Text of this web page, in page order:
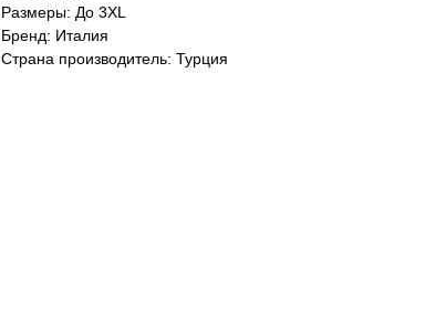
Размеры: До 3XL
Бренд: Италия
Страна производитель: Турция